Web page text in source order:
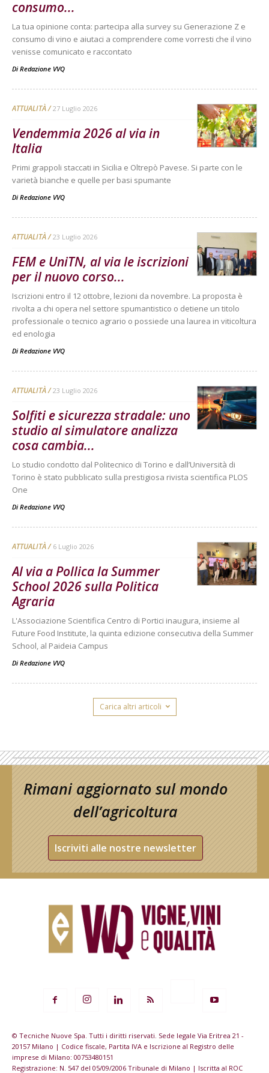
consumo...
La tua opinione conta: partecipa alla survey su Generazione Z e
consumo di vino e aiutaci a comprendere come vorresti che il vino
venisse comunicato e raccontato
Di Redazione VVQ
ATTUALITÀ 27 Luglio 2026
Vendemmia 2026 al via in
Italia
Primi grappoli staccati in Sicilia e Oltrepò Pavese. Si parte con le
varietà bianche e quelle per basi spumante
Di Redazione VVQ
ATTUALITÀ 23 Luglio 2026
FEM e UniTN, al via le iscrizioni
per il nuovo corso...
Iscrizioni entro il 12 ottobre, lezioni da novembre. La proposta è
rivolta a chi opera nel settore spumantistico o detiene un titolo
professionale o tecnico agrario o possiede una laurea in viticoltura
ed enologia
Di Redazione VVQ
ATTUALITÀ 23 Luglio 2026
Solfiti e sicurezza stradale: uno
studio al simulatore analizza
cosa cambia...
Lo studio condotto dal Politecnico di Torino e dall’Università di
Torino è stato pubblicato sulla prestigiosa rivista scientifica PLOS
One
Di Redazione VVQ
ATTUALITÀ 6 Luglio 2026
Al via a Pollica la Summer
School 2026 sulla Politica
Agraria
L'Associazione Scientifica Centro di Portici inaugura, insieme al
Future Food Institute, la quinta edizione consecutiva della Summer
School, al Paideia Campus
Di Redazione VVQ
Carica altri articoli
Rimani aggiornato sul mondo
dell’agricoltura
Iscriviti alle nostre newsletter
© Tecniche Nuove Spa. Tutti i diritti riservati. Sede legale Via Eritrea 21 -
20157 Milano | Codice fiscale, Partita IVA e Iscrizione al Registro delle
imprese di Milano: 00753480151
Registrazione: N. 547 del 05/09/2006 Tribunale di Milano | Iscritta al ROC